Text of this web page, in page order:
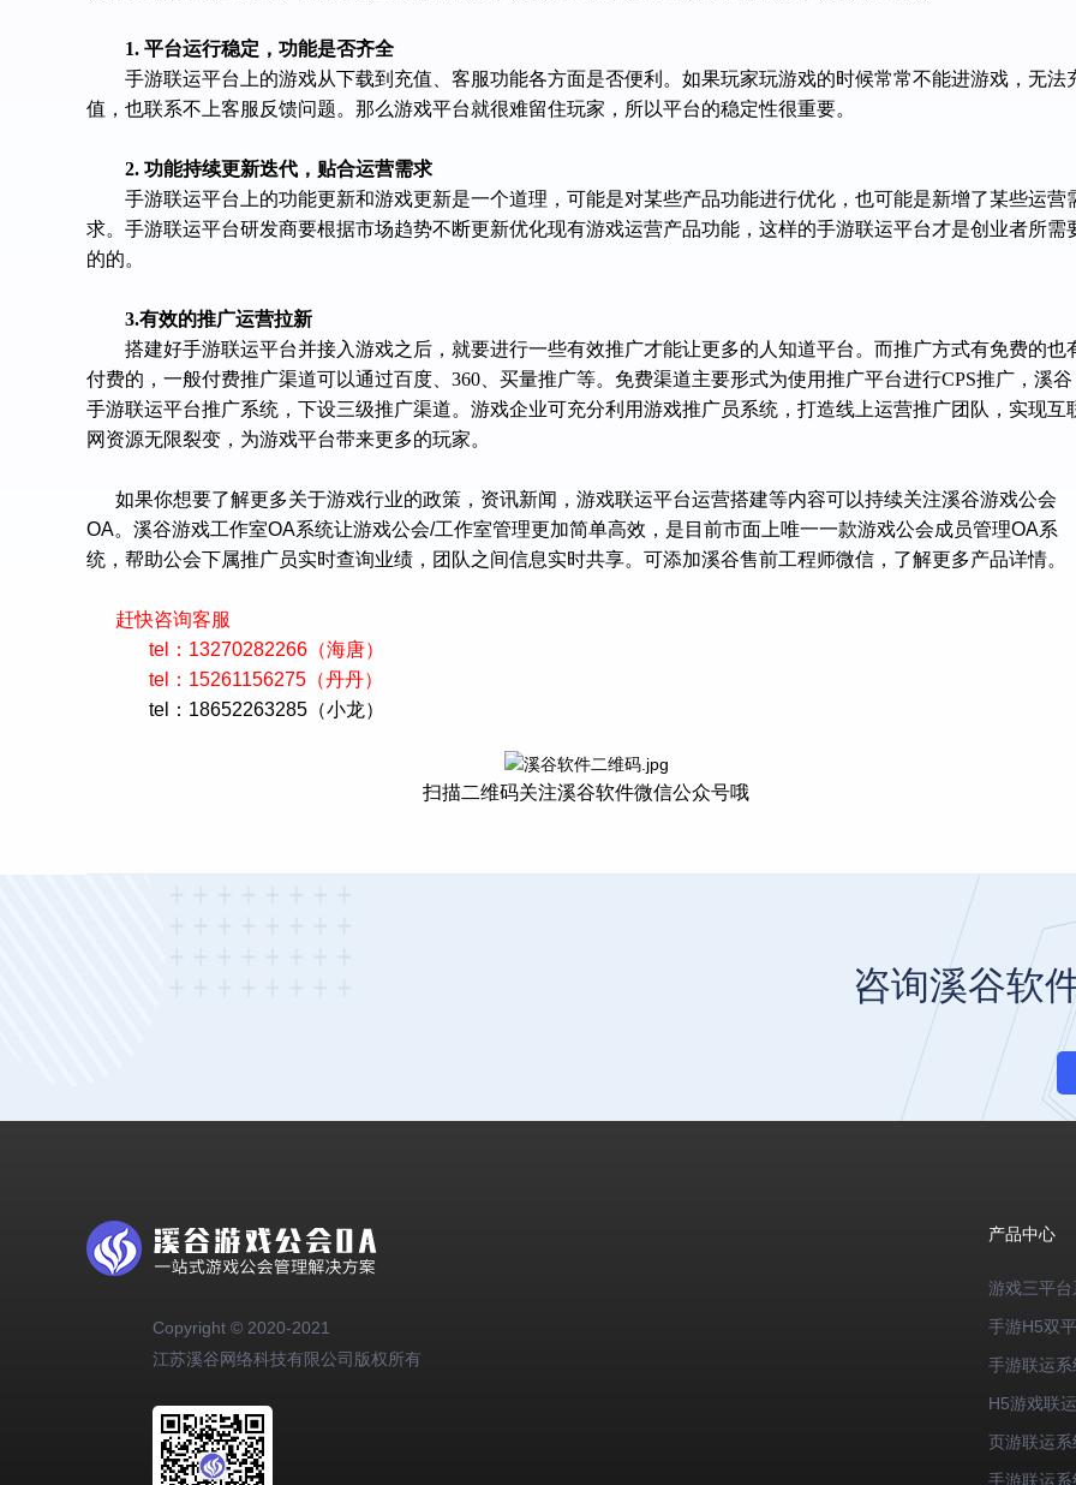
1. 平台运行稳定，功能是否齐全
手游联运平台上的游戏从下载到充值、客服功能各方面是否便利。如果玩家玩游戏的时候常常不能进游戏，无法
值，也联系不上客服反馈问题。那么游戏平台就很难留住玩家，所以平台的稳定性很重要。
2. 功能持续更新迭代，贴合运营需求
手游联运平台上的功能更新和游戏更新是一个道理，可能是对某些产品功能进行优化，也可能是新增了某些运营
求。手游联运平台研发商要根据市场趋势不断更新优化现有游戏运营产品功能，这样的手游联运平台才是创业者所需
的的。
3.有效的推广运营拉新
搭建好手游联运平台并接入游戏之后，就要进行一些有效推广才能让更多的人知道平台 。而推广方式有免费的也
付费的，一般付费推广渠道可以通过百度、360、买量推广等。免费渠道主要形式为使用推广平台进行CPS推广，溪谷
手游联运平台推广系统，下设三级推广渠道。游戏企业可充分利用游戏推广员系统，打造线上运营推广团队，实现互
网资源无限裂变，为游戏平台带来更多的玩家。
如果你想要了解更多关于游戏行业的政策，资讯新闻，游戏联运平台运营搭建等内容可以持续关注溪谷游戏公会
OA。溪谷游戏工作室OA系统让游戏公会/工作室管理更加简单高效，是目前市面上唯一一款游戏公会成员管理OA系
统，帮助公会下属推广员实时查询业绩，团队之间信息实时共享。可添加溪谷售前工程师微信，了解更多产品详情。
赶快咨询客服
tel：13270282266（海唐）
tel：15261156275（丹丹）
tel：18652263285（小龙）
扫描二维码关注溪谷软件微信公众号哦
咨询溪谷软
Copyright © 2020-2021
江苏溪谷网络科技有限公司版权所有
产品中心
游戏三平台
手游H5双
手游联运系
H5游戏联
页游联运系
手游联运